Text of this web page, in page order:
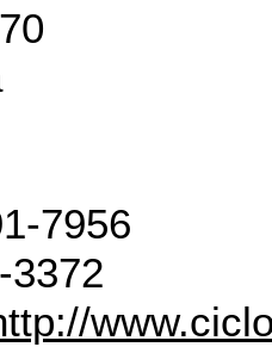
7956
3372